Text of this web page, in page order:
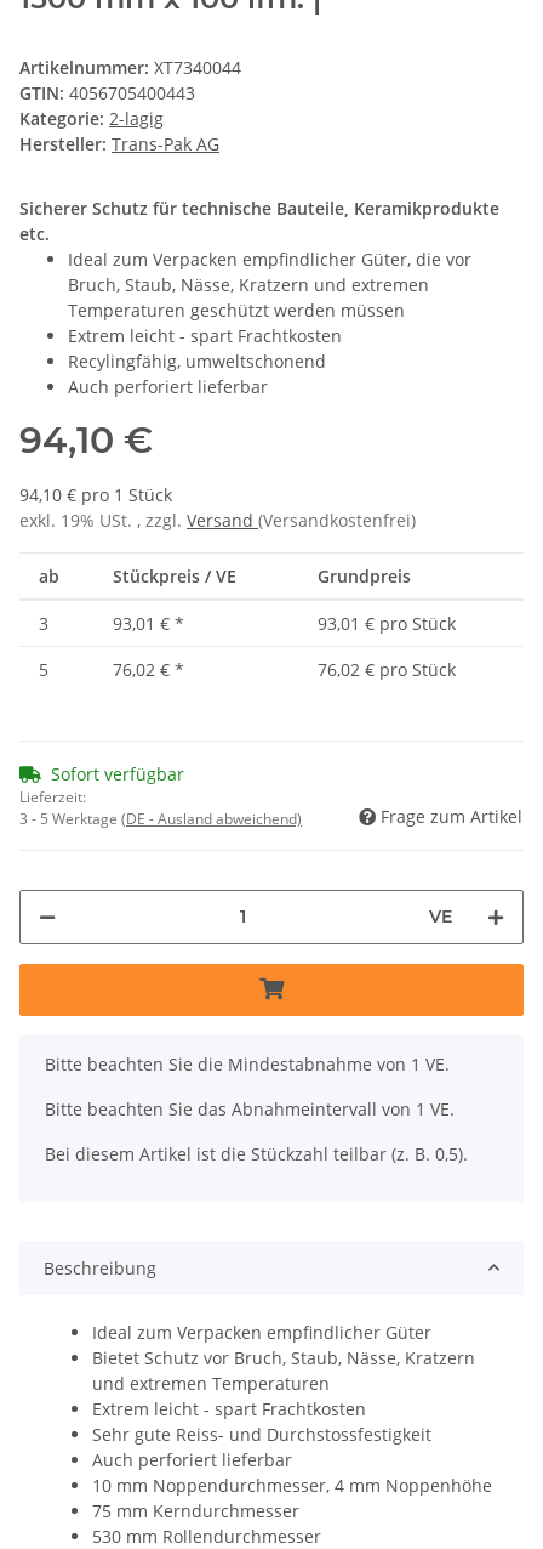
Artikelnummer: XT7340044
GTIN: 4056705400443
Kategorie: 2-lagig
Hersteller: Trans-Pak AG
Sicherer Schutz für technische Bauteile, Keramikprodukte
etc.
Ideal zum Verpacken empfindlicher Güter, die vor
Bruch, Staub, Nässe, Kratzern und extremen
Temperaturen geschützt werden müssen
Extrem leicht - spart Frachtkosten
Recylingfähig, umweltschonend
Auch perforiert lieferbar
94,10 €
94,10 € pro 1 Stück
exkl. 19% USt. , zzgl. Versand (Versandkostenfrei)
ab Stückpreis / VE Grundpreis
3 93,01 € *
93,01 € pro Stück
5
76,02 € * 76,02 € pro Stück
Sofort verfügbar
Lieferzeit:
3 - 5 Werktage (DE - Ausland abweichend) Frage zum Artikel
VE
x
Bitte beachten Sie die Mindestabnahme von 1 VE.
Bitte beachten Sie das Abnahmeintervall von 1 VE.
Bei diesem Artikel ist die Stückzahl teilbar (z. B. 0,5).
Beschreibung
Ideal zum Verpacken empfindlicher Güter
Bietet Schutz vor Bruch, Staub, Nässe, Kratzern
und extremen Temperaturen
Extrem leicht - spart Frachtkosten
Sehr gute Reiss- und Durchstossfestigkeit
Auch perforiert lieferbar
10 mm Noppendurchmesser, 4 mm Noppenhöhe
75 mm Kerndurchmesser
530 mm Rollendurchmesser